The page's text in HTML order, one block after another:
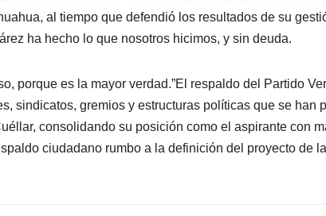
al tiempo que defendió los resultados de su
ha hecho lo que nosotros hicimos, y sin deuda.
porque es la mayor verdad.”El respaldo del Partido
sindicatos, gremios y estructuras políticas que se han
consolidando su posición como el aspirante con
ciudadano rumbo a la definición del proyecto de